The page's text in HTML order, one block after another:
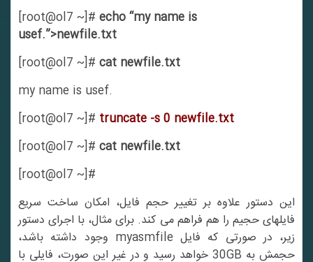
[root@ol7 ~]#echo “my name is
usef.”>newfile.txt
[root@ol7 ~]# cat newfile.txt
my name is usef.
[root@ol7 ~]#truncate -s 0 newfile.txt
[root@ol7 ~]# cat newfile.txt
[root@ol7 ~]#
این دستور علاوه بر تغییر حجم فایل، امکان ساخت سریع
فایلهای حجیم را هم فراهم می کند. برای مثال، با اجرای دستور
زیر، در صورتی که فایل myasmfile وجود داشته باشد،
حجمش به 30GB خواهد رسید و در غیر این صورت، فایلی با